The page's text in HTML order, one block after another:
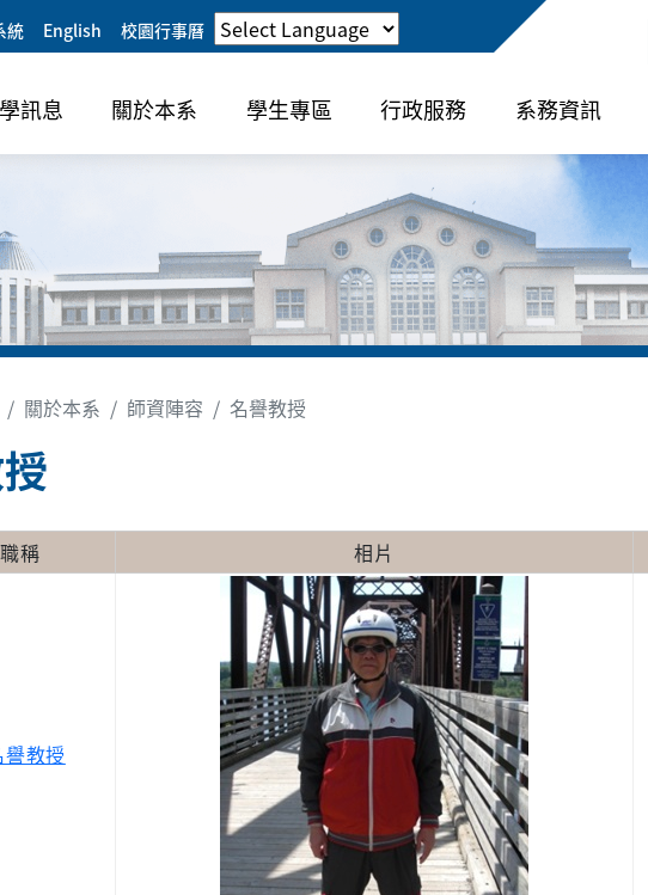
統 English 校園行事曆
訊息 關於本系 學生專區 行政服務 系務資訊
關於本系 師資陣容 名譽教授
職稱 相片
教授